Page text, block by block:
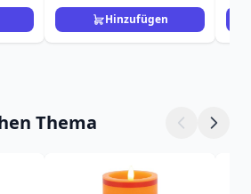
Hinzufügen
Thema